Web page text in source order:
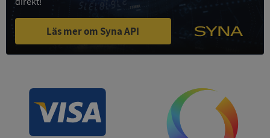
Läs mer om Syna API
VISITOR_PRIVACY_METADATA
YouTube
.youtube.com
Privacy Policy